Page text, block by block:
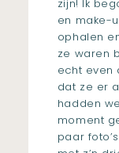
zijn! Ik
en make-
ophalen
ze waren
echt even
dat ze er
hadden
moment
paar